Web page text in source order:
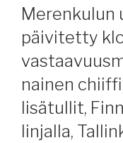
Merenkulun
päivitetty
nainen
lisätullit,
linjalla,